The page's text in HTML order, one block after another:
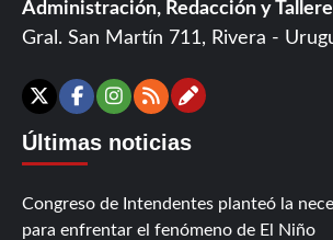
Administración, Redacción y
Gral. San Martín 711, Rivera -
X Facebook
Instagram
RSS
Últimas noticias
Congreso de Intendentes planteó la
para enfrentar el fenómeno de El Niño